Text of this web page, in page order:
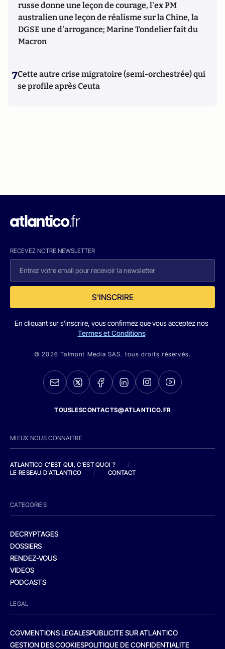
russe donne une leçon de courage, l'ex PM
australien une leçon de réalisme sur la Chine, la
DGSE une d'arrogance; Marine Tondelier fait du
Macron
7Cette autre crise migratoire (semi-orchestrée) qui
se profile après Ceuta
RECEVEZ NOTRE NEWSLETTER
S'INSCRIRE
En cliquant sur s'inscrire, vous confirmez que vous acceptez nos
Termes et Conditions
© 2026 Talmont Media SAS. tous droits réservés.
TOUSLESCONTACTS@ATLANTICO.FR
MIEUX NOUS CONNAITRE
ATLANTICO C'EST QUI, C'EST QUOI ?
/
LE RESEAU D'ATLANTICO
/ CONTACT
CATEGORIES
DECRYPTAGES
DOSSIERS
RENDEZ-VOUS
VIDEOS
PODCASTS
LEGAL
CGVMENTIONS LEGALESPUBLICITE SUR ATLANTICO
GESTION DES COOKIESPOLITIQUE DE CONFIDENTIALITE